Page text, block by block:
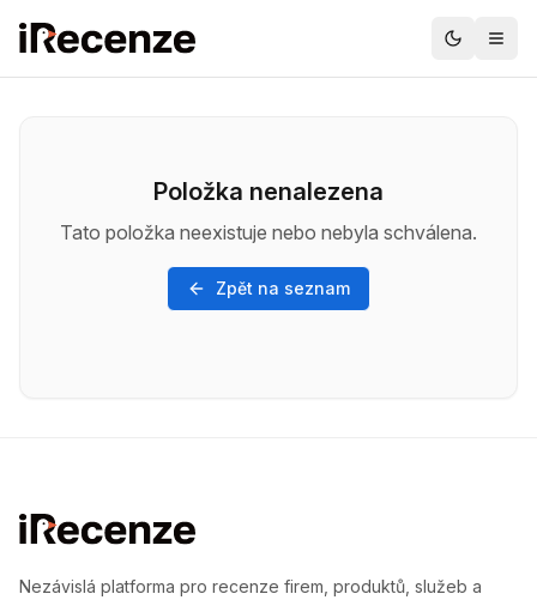
Položka nenalezena
Tato položka neexistuje nebo nebyla schválena.
Zpět na seznam
Nezávislá platforma pro recenze firem, produktů, služeb a